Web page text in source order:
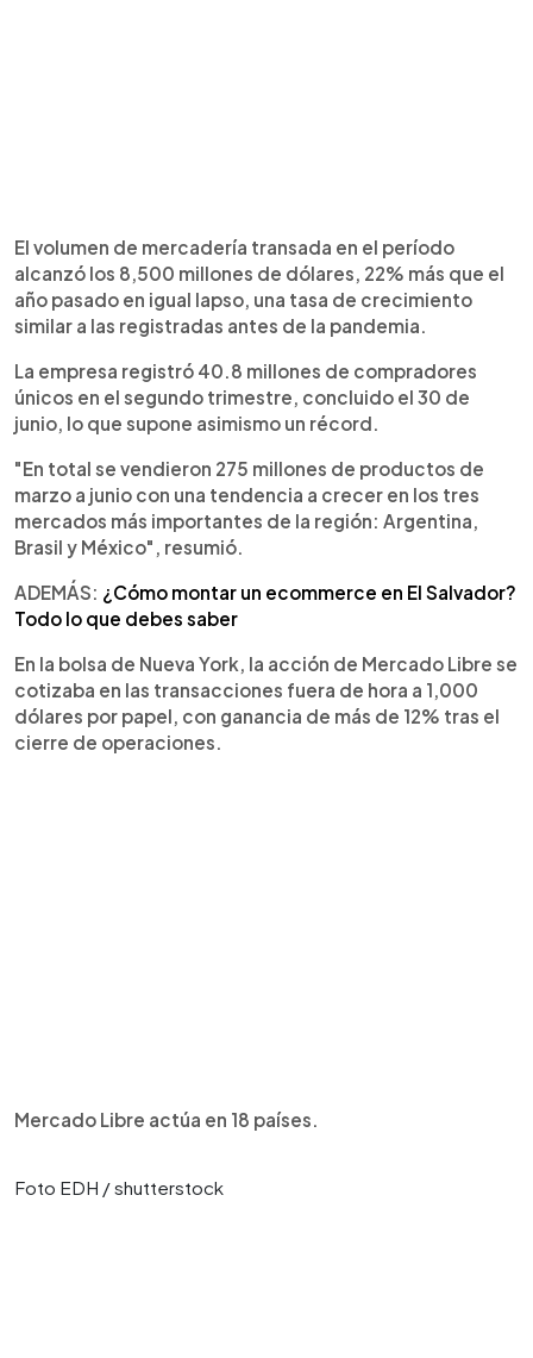
El volumen de mercadería transada en el período
alcanzó los 8,500 millones de dólares, 22% más que el
año pasado en igual lapso, una tasa de crecimiento
similar a las registradas antes de la pandemia.
La empresa registró 40.8 millones de compradores
únicos en el segundo trimestre, concluido el 30 de
junio, lo que supone asimismo un récord.
"En total se vendieron 275 millones de productos de
marzo a junio con una tendencia a crecer en los tres
mercados más importantes de la región: Argentina,
Brasil y México", resumió.
ADEMÁS: ¿Cómo montar un ecommerce en El Salvador?
Todo lo que debes saber
En la bolsa de Nueva York, la acción de Mercado Libre se
cotizaba en las transacciones fuera de hora a 1,000
dólares por papel, con ganancia de más de 12% tras el
cierre de operaciones.
Mercado Libre actúa en 18 países.
Foto EDH / shutterstock